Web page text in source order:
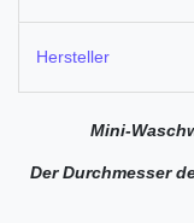
Hersteller
Mini-
Der Durchmesser